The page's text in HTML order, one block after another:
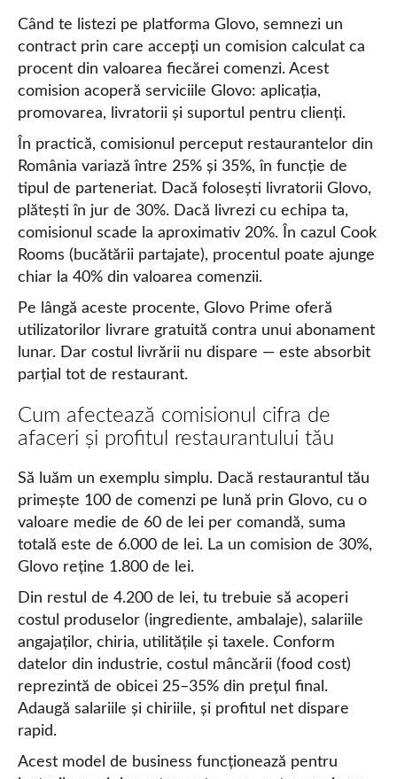
Când te listezi pe platforma Glovo, semnezi un
contract prin care accepți un comision calculat ca
procent din valoarea fiecărei comenzi. Acest
comision acoperă serviciile Glovo: aplicația,
promovarea, livratorii și suportul pentru clienți.
În practică, comisionul perceput restaurantelor din
România variază între 25% și 35%, în funcție de
tipul de parteneriat. Dacă folosești livratorii Glovo,
plătești în jur de 30%. Dacă livrezi cu echipa ta,
comisionul scade la aproximativ 20%. În cazul Cook
Rooms (bucătării partajate), procentul poate ajunge
chiar la 40% din valoarea comenzii.
Pe lângă aceste procente, Glovo Prime oferă
utilizatorilor livrare gratuită contra unui abonament
lunar. Dar costul livrării nu dispare — este absorbit
parțial tot de restaurant.
Cum afectează comisionul cifra de
afaceri și profitul restaurantului tău
Să luăm un exemplu simplu. Dacă restaurantul tău
primește 100 de comenzi pe lună prin Glovo, cu o
valoare medie de 60 de lei per comandă, suma
totală este de 6.000 de lei. La un comision de 30%,
Glovo reține 1.800 de lei.
Din restul de 4.200 de lei, tu trebuie să acoperi
costul produselor (ingrediente, ambalaje), salariile
angajaților, chiria, utilitățile și taxele. Conform
datelor din industrie, costul mâncării (food cost)
reprezintă de obicei 25–35% din prețul final.
Adaugă salariile și chiriile, și profitul net dispare
rapid.
Acest model de business funcționează pentru